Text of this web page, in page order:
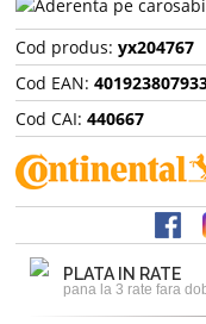
Cod produs: yx204767
Cod EAN:
Cod CAI: 440667
PLATA IN RATE
pana la 3 rate fara